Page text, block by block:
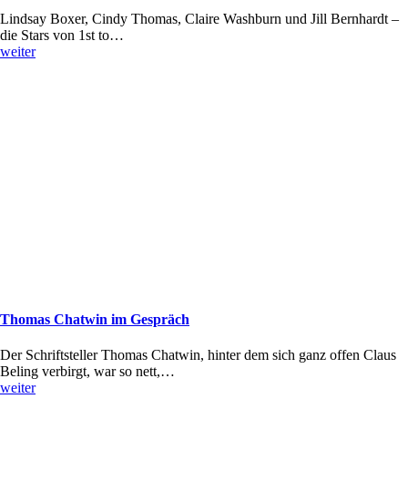
Lindsay Boxer, Cindy Thomas, Claire Washburn und Jill Bernhardt –
die Stars von 1st to…
weiter
Thomas Chatwin im Gespräch
Der Schriftsteller Thomas Chatwin, hinter dem sich ganz offen Claus
Beling verbirgt, war so nett,…
weiter